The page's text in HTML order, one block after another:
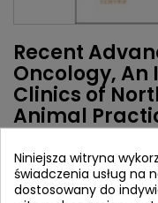
Recent
Oncology, An
Clinics of
Animal
Shangzhe Xie
Michelle Sutherland
Niniejsza witryna
świadczenia usług na
dostosowany do